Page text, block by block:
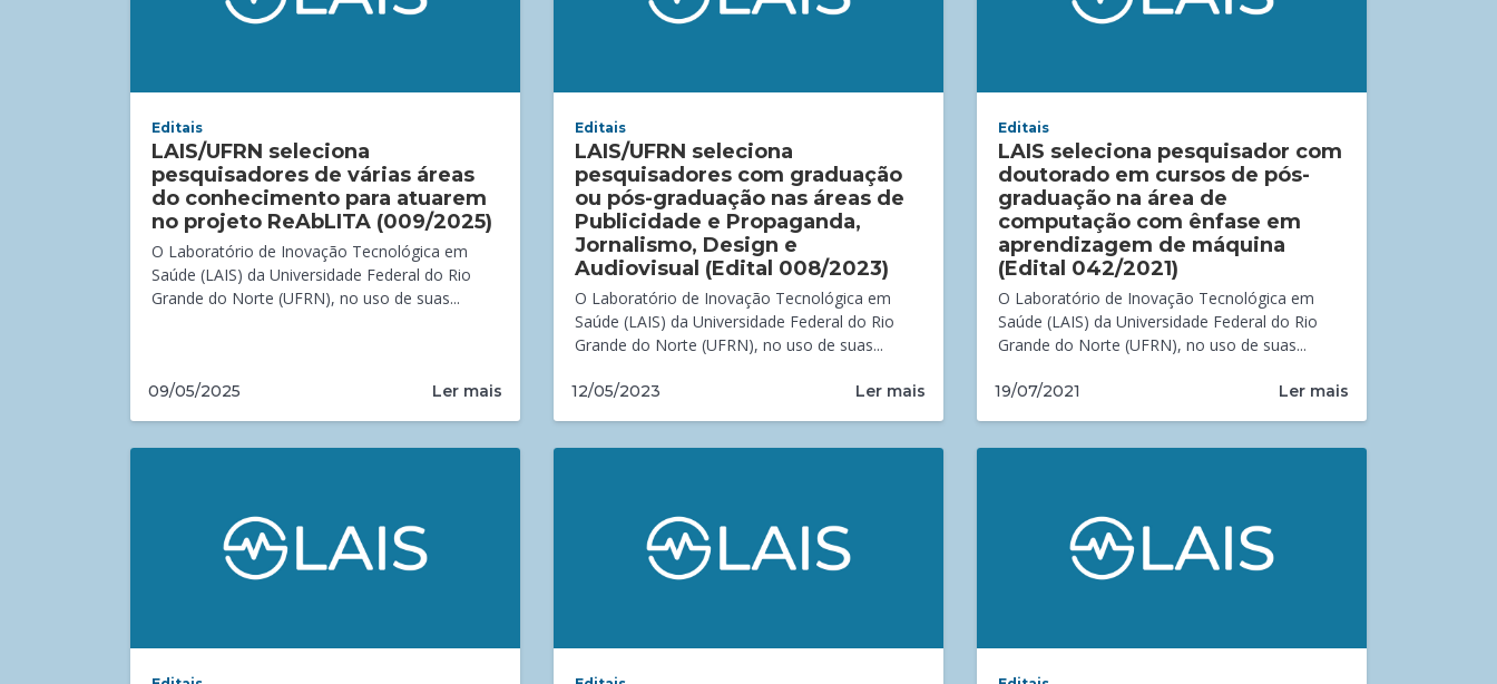
Editais
LAIS/UFRN seleciona
pesquisadores de várias áreas
do conhecimento para atuarem
no projeto ReAbLITA (009/2025)
O Laboratório de Inovação Tecnológica em
Saúde (LAIS) da Universidade Federal do Rio
Grande do Norte (UFRN), no uso de suas...
09/05/2025 Ler mais
Editais
LAIS/UFRN seleciona
pesquisadores com graduação
ou pós-graduação nas áreas de
Publicidade e Propaganda,
Jornalismo, Design e
Audiovisual (Edital 008/2023)
O Laboratório de Inovação Tecnológica em
Saúde (LAIS) da Universidade Federal do Rio
Grande do Norte (UFRN), no uso de suas...
12/05/2023 Ler mais
Editais
LAIS seleciona pesquisador com
doutorado em cursos de pós-
graduação na área de
computação com ênfase em
aprendizagem de máquina
(Edital 042/2021)
O Laboratório de Inovação Tecnológica em
Saúde (LAIS) da Universidade Federal do Rio
Grande do Norte (UFRN), no uso de suas...
19/07/2021 Ler mais